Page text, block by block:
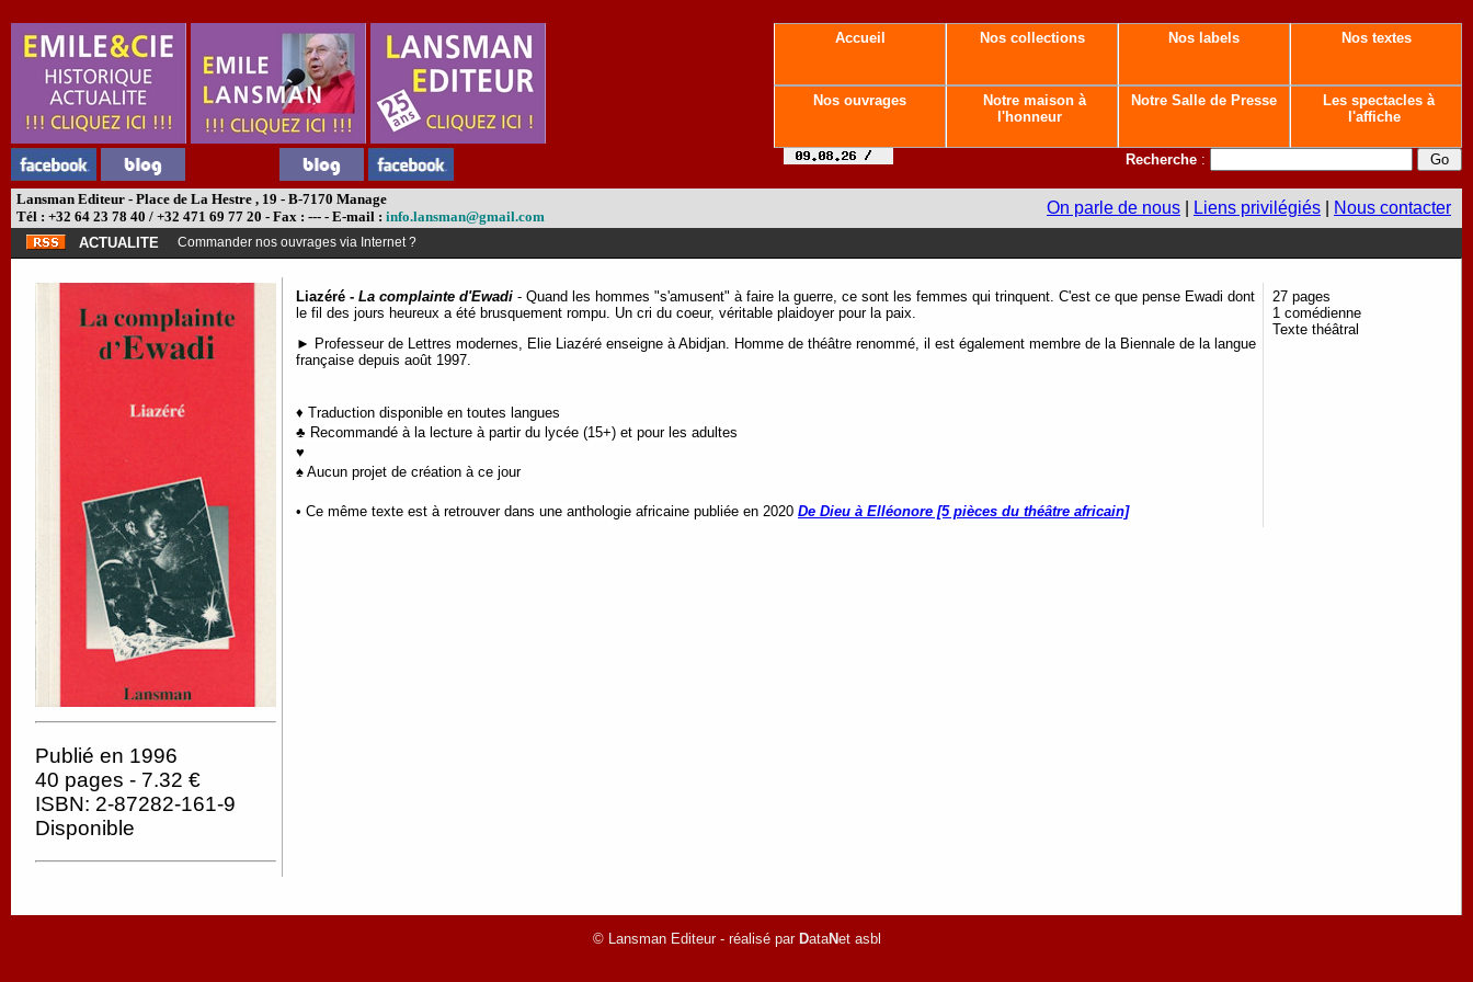
Accueil Nos collections Nos labels Nos textes
Nos ouvrages
Notre maison à
l'honneur
Notre Salle de Presse
Les spectacles à
l'affiche
Recherche :
Lansman Editeur - Place de La Hestre , 19 - B-7170 Manage
Tél : +32 64 23 78 40 / +32 471 69 77 20 - Fax : --- - E-mail : info.lansman@gmail.com On parle de nous Liens privilégiés Nous contacter
ACTUALITE Commander nos ouvrages via Internet ?
Publié en 1996
40 pages - 7.32 €
ISBN: 2-87282-161-9
Disponible
Liazéré - La complainte d'Ewadi - Quand les hommes "s'amusent" à faire la guerre, ce sont les femmes qui trinquent. C'est ce que pense Ewadi dont
le fil des jours heureux a été brusquement rompu. Un cri du coeur, véritable plaidoyer pour la paix.
► Professeur de Lettres modernes, Elie Liazéré enseigne à Abidjan. Homme de théâtre renommé, il est également membre de la Biennale de la langue
française depuis août 1997.
♦ Traduction disponible en toutes langues
♣ Recommandé à la lecture à partir du lycée (15+) et pour les adultes
♥
♠ Aucun projet de création à ce jour
• Ce même texte est à retrouver dans une anthologie africaine publiée en 2020 De Dieu à Elléonore [5 pièces du théâtre africain]
27 pages
1 comédienne
Texte théâtral
© Lansman Editeur - réalisé par DataNet asbl